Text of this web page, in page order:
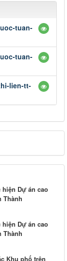
tuan-
tuan-
lien-tt-
Dự án cao
Thành
Dự án cao
Thành
Khu phố trên